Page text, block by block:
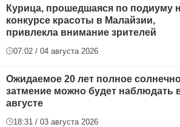
Курица, прошедшаяся по подиуму
конкурсе красоты в Малайзии,
привлекла внимание зрителей
07:02 / 04 августа 2026
Ожидаемое 20 лет полное
затмение можно будет наблюдать
августе
18:31 / 03 августа 2026